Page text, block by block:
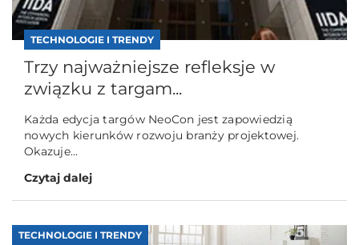
TECHNOLOGIE I TRENDY
Trzy najważniejsze refleksje w
związku z targam...
Każda edycja targów NeoCon jest zapowiedzią
nowych kierunków rozwoju branży projektowej.
Okazuje...
Czytaj dalej
TECHNOLOGIE I TRENDY